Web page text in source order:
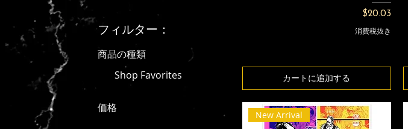
フィルター：
商品の種類
Shop Favorites
価格
価格
$20.03
消費税抜き
カートに追加する
New Arrival